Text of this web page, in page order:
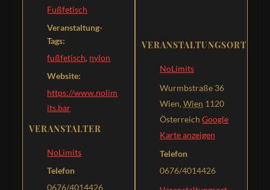
Fußfetisch
Veranstaltung-
Tags:
fußfetisch, nylon
Website:
https://www.nolim
its.bar
VERANSTALTER
NoLimits
Telefon
0676/4014426
VERANSTALTUNGSORT
NoLimits
Wurmbstraße 36
Wien, Wien 1120
Österreich Google
Karte anzeigen
Telefon
0676/4014426